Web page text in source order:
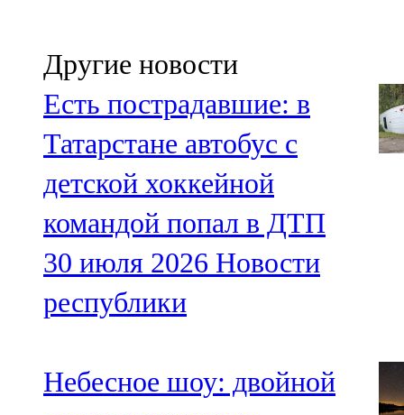
Другие новости
Есть пострадавшие: в
Татарстане автобус с
детской хоккейной
командой попал в ДТП
30 июля 2026 Новости
республики
Небесное шоу: двойной